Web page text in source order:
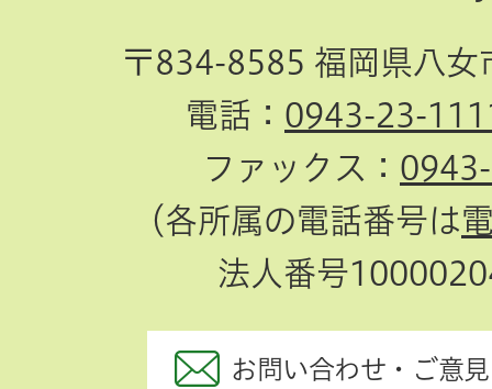
〒834-8585 福岡県八女
電話： 0943-23-
ファックス：
（各所属の電話番号は
法人番号
お問い合わせ・ご意